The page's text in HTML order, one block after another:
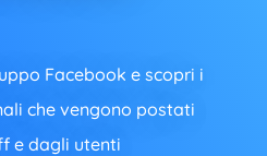
Facebook e scopri i
che vengono postati
e dagli utenti